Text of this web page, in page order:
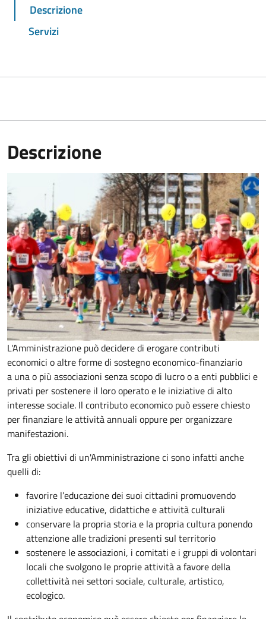
Descrizione
Servizi
Descrizione
L'Amministrazione può decidere di erogare contributi
economici o altre forme di sostegno economico-finanziario
a una o più associazioni senza scopo di lucro o a enti pubblici e
privati per sostenere il loro operato e le iniziative di alto
interesse sociale. Il contributo economico può essere chiesto
per finanziare le attività annuali oppure per organizzare
manifestazioni.
Tra gli obiettivi di un'Amministrazione ci sono infatti anche
quelli di:
favorire l’educazione dei suoi cittadini promuovendo
iniziative educative, didattiche e attività culturali
conservare la propria storia e la propria cultura ponendo
attenzione alle tradizioni presenti sul territorio
sostenere le associazioni, i comitati e i gruppi di volontari
locali che svolgono le proprie attività a favore della
collettività nei settori sociale, culturale, artistico,
ecologico.